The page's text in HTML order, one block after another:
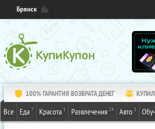
Брянск
100% ГАРАНТИЯ ВОЗВРАТА ДЕНЕГ
Все Еда 7 Красота 1 Развлечения 24 Авто 1